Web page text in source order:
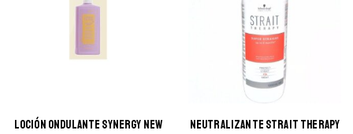
LOCIÓN ONDULANTE SYNERGY NEW
NEUTRALIZANTE STRAIT THERAPY